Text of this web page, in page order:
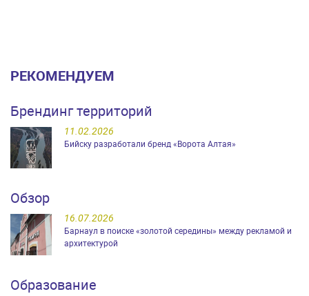
РЕКОМЕНДУЕМ
Брендинг территорий
11.02.2026
Бийску разработали бренд «Ворота Алтая»
Обзор
16.07.2026
Барнаул в поиске «золотой середины» между рекламой и
архитектурой
Образование